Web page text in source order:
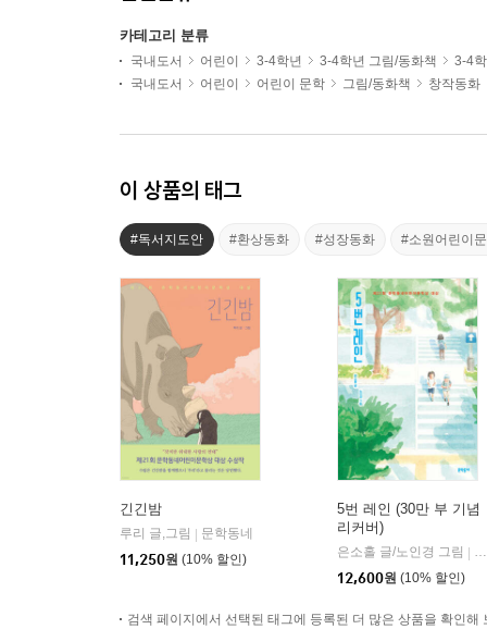
카테고리 분류
국내도서 어린이 3-4학년 3-4학년 그림/동화책
3-4
국내도서
어린이 어린이 문학 그림/동화책 창작동화
이 상품의 태그
#독서지도안 #환상동화 #성장동화 #소원어린이
긴긴밤
루리 글,그림
문학동네
11,250원 (10% 할인)
5번 레인 (30만 부 기념
리커버)
은소홀 글/노인경 그림
12,600원 (10% 할인)
검색 페이지에서 선택된 태그에 등록된 더 많은 상품을 확인해